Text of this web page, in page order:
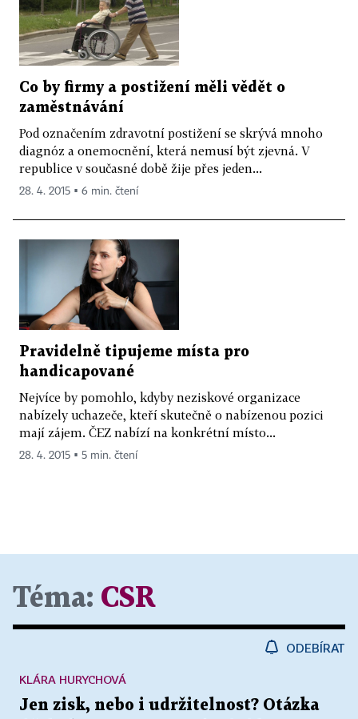
Co by firmy a postižení měli vědět o
zaměstnávání
Pod označením zdravotní postižení se skrývá mnoho
diagnóz a onemocnění, která nemusí být zjevná. V
republice v současné době žije přes jeden...
28. 4. 2015 ▪ 6 min. čtení
Pravidelně tipujeme místa pro
handicapované
Nejvíce by pomohlo, kdyby neziskové organizace
nabízely uchazeče, kteří skutečně o nabízenou pozici
mají zájem. ČEZ nabízí na konkrétní místo...
28. 4. 2015 ▪ 5 min. čtení
Téma: CSR
ODEBÍRAT
Jen zisk, nebo i udržitelnost? Otázka
KLÁRA HURYCHOVÁ